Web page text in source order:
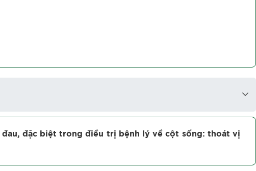
đặc biệt trong điều trị bệnh lý về cột sống: thoát vị